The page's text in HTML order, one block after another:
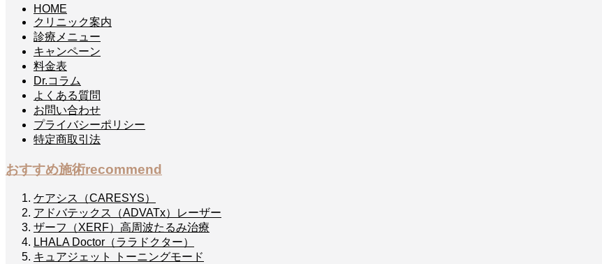
HOME
クリニック案内
診療メニュー
キャンペーン
料金表
Dr.コラム
よくある質問
お問い合わせ
プライバシーポリシー
特定商取引法
おすすめ施術recommend
ケアシス（CARESYS）
アドバテックス（ADVATx）レーザー
ザーフ（XERF）高周波たるみ治療
LHALA Doctor（ララドクター）
キュアジェット トーニングモード